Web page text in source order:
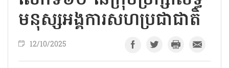
មនុស្សអង្គការសហប្រជាជាតិ
12/10/2025